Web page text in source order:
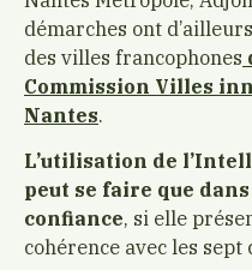
démarches ont
des villes francophones
Commission Villes
Nantes.
L’utilisation de
peut se faire que
confiance, si elle
cohérence avec les